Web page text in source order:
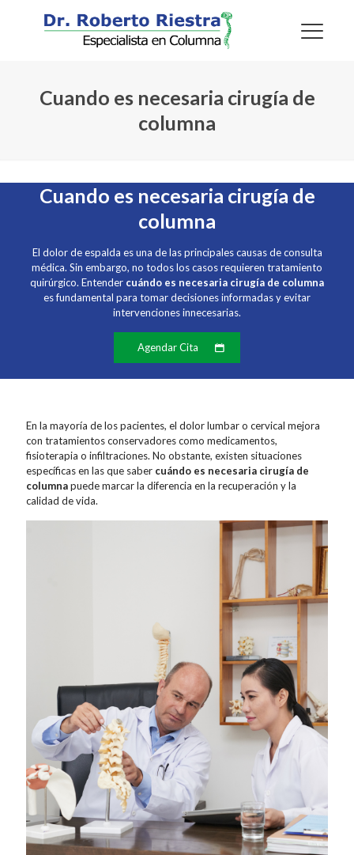
Cuando es necesaria cirugía de
columna
Cuando es necesaria cirugía de
columna
El dolor de espalda es una de las principales causas de consulta
médica. Sin embargo, no todos los casos requieren tratamiento
quirúrgico. Entender cuándo es necesaria cirugía de columna
es fundamental para tomar decisiones informadas y evitar
intervenciones innecesarias.
Agendar Cita
En la mayoría de los pacientes, el dolor lumbar o cervical mejora
con tratamientos conservadores como medicamentos,
fisioterapia o infiltraciones. No obstante, existen situaciones
específicas en las que saber cuándo es necesaria cirugía de
columnapuede marcar la diferencia en la recuperación y la
calidad de vida.